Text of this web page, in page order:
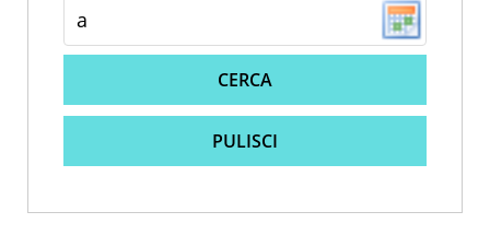
CERCA
PULISCI